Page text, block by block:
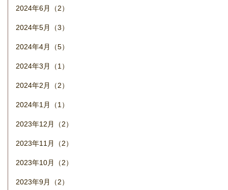
2024年6月（2）
2024年5月（3）
2024年4月（5）
2024年3月（1）
2024年2月（2）
2024年1月（1）
2023年12月（2）
2023年11月（2）
2023年10月（2）
2023年9月（2）